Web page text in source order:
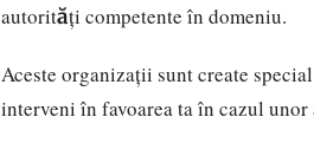
autorități competente în domeniu.
Aceste organizații sunt create
interveni în favoarea ta în cazul